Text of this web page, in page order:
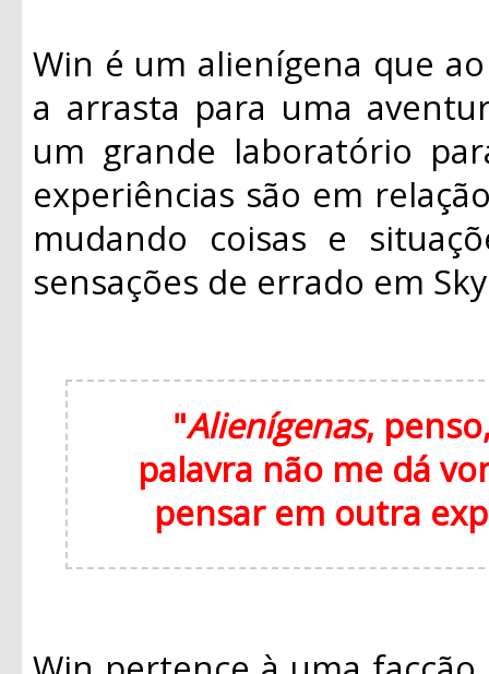
Win é um alienígena que
a arrasta para uma
um grande laboratório
experiências são em
mudando coisas e
sensações de errado em
"Alienígenas,
palavra não me dá
pensar em outra